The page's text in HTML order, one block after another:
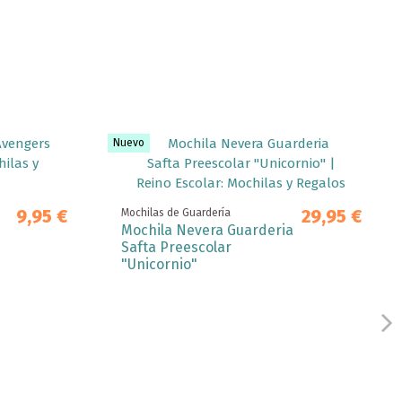
9,95 €
Nuevo
Mochilas de Guardería
Mochila Nevera Guarderia
Safta Preescolar
"Unicornio"
29,95 €